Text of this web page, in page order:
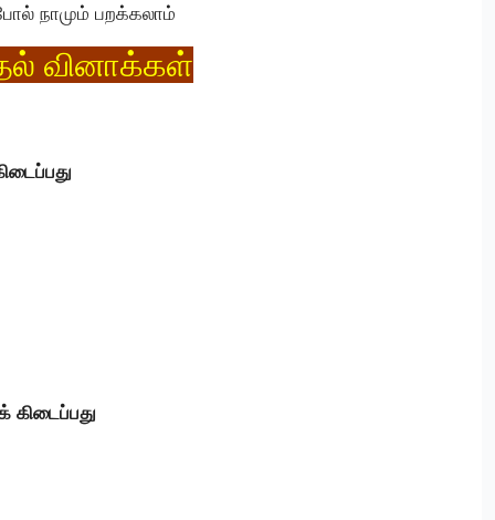
நாமும் பறக்கலாம்
வினாக்கள்
கிடைப்பது